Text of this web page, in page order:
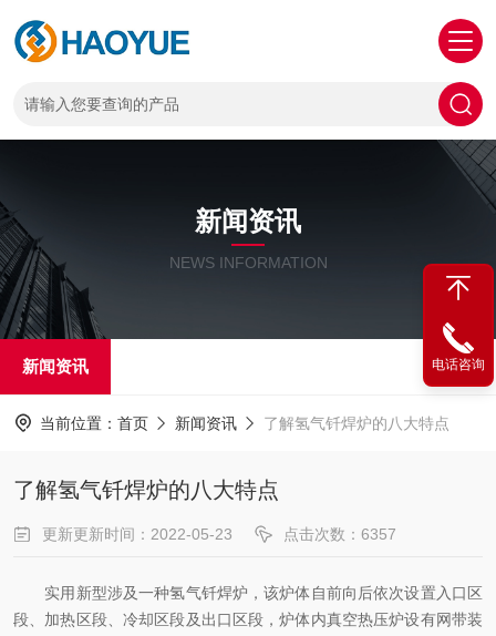
新闻资讯
NEWS INFORMATION
新闻资讯
当前位置： 首页 新闻资讯 了解氢气钎焊炉的八大特点
了解氢气钎焊炉的八大特点
更新更新时间：2022-05-23 点击次数：6357
实用新型涉及一种氢气钎焊炉，该炉体自前向后依次设置入口区
段、加热区段、冷却区段及出口区段，炉体内真空热压炉设有网带装
电话咨询